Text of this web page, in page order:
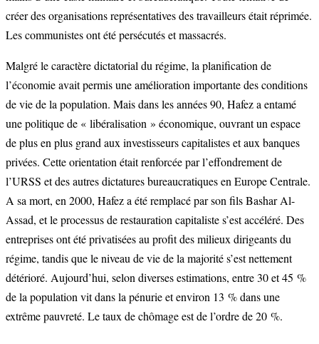
créer des organisations représentatives des travailleurs était réprimée.
Les communistes ont été persécutés et massacrés.
Malgré le caractère dictatorial du régime, la planification de
l’économie avait permis une amélioration importante des conditions
de vie de la population. Mais dans les années 90, Hafez a entamé
une politique de « libéralisation » économique, ouvrant un espace
de plus en plus grand aux investisseurs capitalistes et aux banques
privées. Cette orientation était renforcée par l’effondrement de
l’URSS et des autres dictatures bureaucratiques en Europe Centrale.
A sa mort, en 2000, Hafez a été remplacé par son fils Bashar Al-
Assad, et le processus de restauration capitaliste s’est accéléré. Des
entreprises ont été privatisées au profit des milieux dirigeants du
régime, tandis que le niveau de vie de la majorité s’est nettement
détérioré. Aujourd’hui, selon diverses estimations, entre 30 et 45 %
de la population vit dans la pénurie et environ 13 % dans une
extrême pauvreté. Le taux de chômage est de l’ordre de 20 %.